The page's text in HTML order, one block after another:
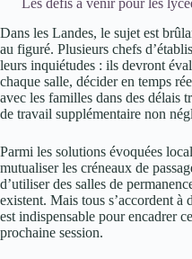
Les défis à venir pour les
Dans les Landes, le sujet est
au figuré. Plusieurs chefs
leurs inquiétudes : ils devront
chaque salle, décider en temps
avec les familles dans des délais
de travail supplémentaire non
Parmi les solutions évoquées
mutualiser les créneaux de
d’utiliser des salles de
existent. Mais tous s’accordent à
est indispensable pour encadrer
prochaine session.